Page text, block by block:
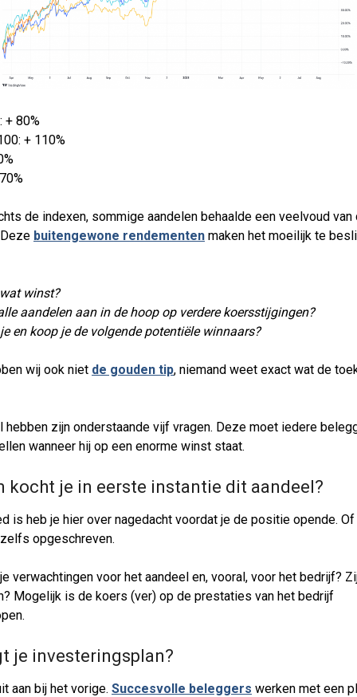
+ 80%
+ 110%
de indexen, sommige aandelen behaalde een veelvoud van
buitengewone rendementen maken het moeilijk te
winst?
aandelen aan in de hoop op verdere koersstijgingen?
en koop je de volgende potentiële winnaars?
wij ook niet de gouden tip, niemand weet exact wat de
hebben zijn onderstaande vijf vragen. Deze moet iedere
wanneer hij op een enorme winst staat.
kocht je in eerste instantie dit aandeel?
is heb je hier over nagedacht voordat je de positie opende.
opgeschreven.
verwachtingen voor het aandeel en, vooral, voor het bedrijf?
Mogelijk is de koers (ver) op de prestaties van het bedrijf
je investeringsplan?
aan bij het vorige. Succesvolle beleggers werken met een